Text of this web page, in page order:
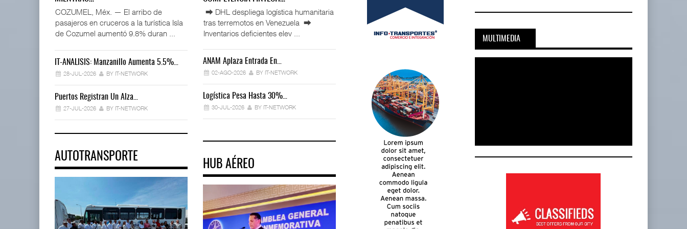
COZUMEL, Méx. — El arribo de
pasajeros en cruceros a la turística Isla
de Cozumel aumentó 9.8% duran ...
IT-ANÁLISIS: Manzanillo Aumenta 5.5%…
28-JUL-2026 BY IT-NETWORK
Puertos Registran Un Alza…
27-JUL-2026 BY IT-NETWORK
AUTOTRANSPORTE
⮕ DHL despliega logística humanitaria
tras terremotos en Venezuela ⮕
Inventarios deficientes elev ...
ANAM Aplaza Entrada En…
02-AGO-2026 BY IT-NETWORK
Logística Pesa Hasta 30%…
30-JUL-2026 BY IT-NETWORK
BY IT-NETWORK
Exportaciones Elevan Superávit Comercial…
29-JUL-2026 BY IT-NETWORK
HUB AÉREO
MULTIMEDIA